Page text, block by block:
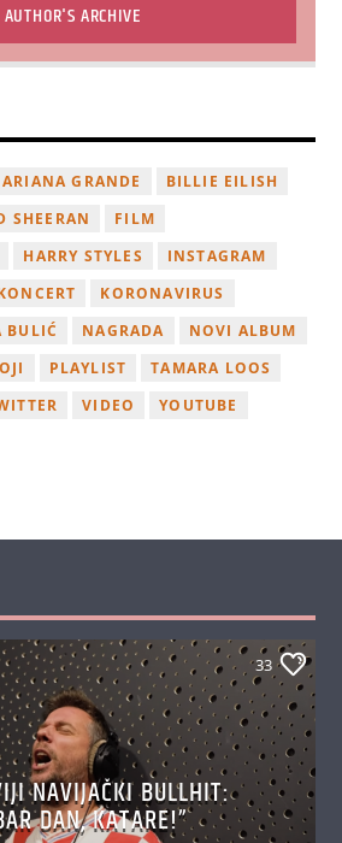
AUTHOR'S ARCHIVE
ARIANA GRANDE
BILLIE EILISH
SHEERAN
FILM
HARRY STYLES
INSTAGRAM
KORONAVIRUS
BULIĆ NAGRADA
NOVI ALBUM
PLAYLIST
TAMARA LOOS
VIDEO
YOUTUBE
33
NAVIJAČKI BULLHIT:
DAN, KATARE!”